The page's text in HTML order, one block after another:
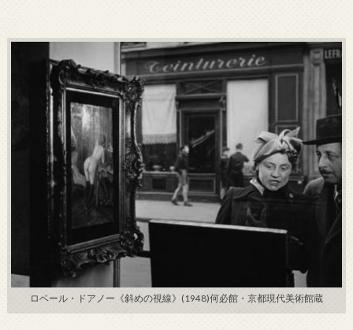
ロベール・ドアノー《斜めの視線》(1948)何必館・京都現代美術館蔵